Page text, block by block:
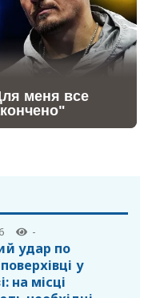
-
удар по
у
на місці